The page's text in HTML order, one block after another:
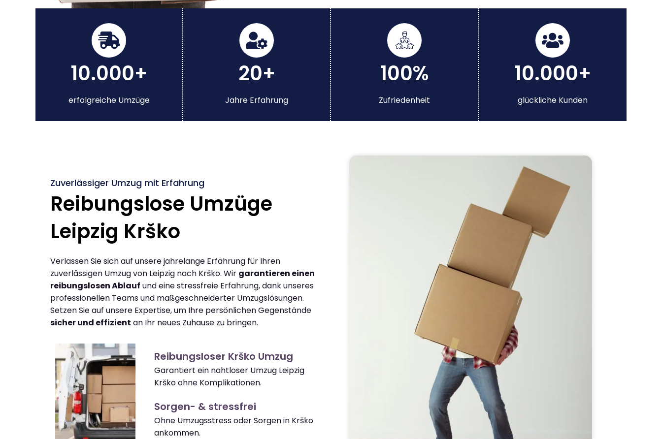
10.000+
erfolgreiche Umzüge
20+
Jahre Erfahrung
100%
Zufriedenheit
10.000+
glückliche Kunden
Zuverlässiger Umzug mit Erfahrung
Reibungslose Umzüge
Leipzig Krško
Verlassen Sie sich auf unsere jahrelange Erfahrung für Ihren
zuverlässigen Umzug von Leipzig nach Krško. Wir garantieren einen
reibungslosen Ablauf und eine stressfreie Erfahrung, dank unseres
professionellen Teams und maßgeschneiderter Umzugslösungen.
Setzen Sie auf unsere Expertise, um Ihre persönlichen Gegenstände
sicher und effizient an Ihr neues Zuhause zu bringen.
Reibungsloser Krško Umzug
Garantiert ein nahtloser Umzug Leipzig
Krško ohne Komplikationen.
Sorgen- & stressfrei
Ohne Umzugsstress oder Sorgen in Krško
ankommen.